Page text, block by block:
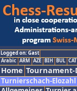
Logged on: Gast
Arabic ARM AZE BIH BUL CAT
Home Tournament-
Turnierschach-Elozahl